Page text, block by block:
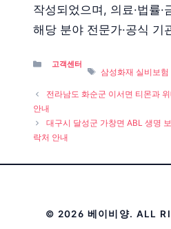
작성되었으며, 의료·법률
해당 분야 전문가·공식 기
Categories
고객센터
Tags
삼성화재 실비보험
전라남도 화순군 이서면 티몬과
안내
대구시 달성군 가창면 ABL 생명
락처 안내
© 2026 베이비양. ALL